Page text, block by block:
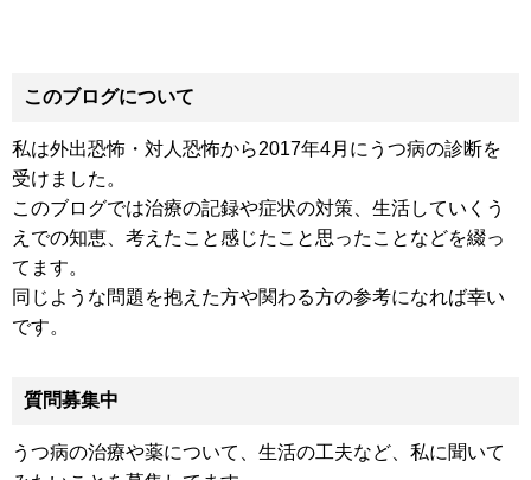
このブログについて
私は外出恐怖・対人恐怖から2017年4月にうつ病の診断を
受けました。
このブログでは治療の記録や症状の対策、生活していくう
えでの知恵、考えたこと感じたこと思ったことなどを綴っ
てます。
同じような問題を抱えた方や関わる方の参考になれば幸い
です。
質問募集中
うつ病の治療や薬について、生活の工夫など、私に聞いて